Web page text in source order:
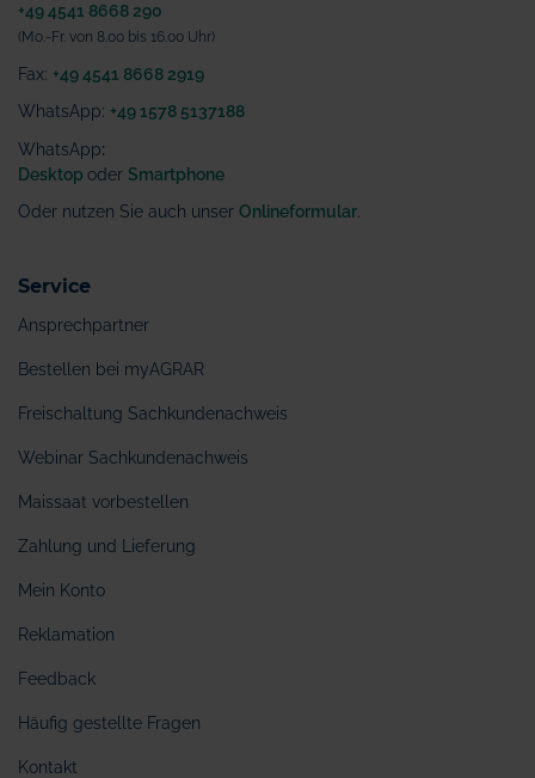
+49 4541 8668 290
(Mo.-Fr. von 8.00 bis 16.00 Uhr)
Fax: +49 4541 8668 2919
WhatsApp: +49 1578 5137188
WhatsApp:
Desktop oder Smartphone
Oder nutzen Sie auch unser Onlineformular
Service
Ansprechpartner
Bestellen bei myAGRAR
Freischaltung Sachkundenachweis
Webinar Sachkundenachweis
Maissaat vorbestellen
Zahlung und Lieferung
Mein Konto
Reklamation
Feedback
Häufig gestellte Fragen
Kontakt